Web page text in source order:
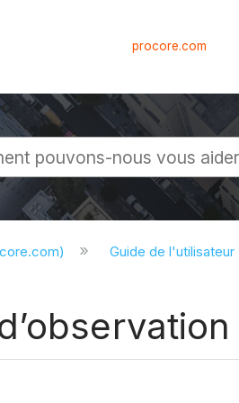
procore.com
Guide de l'utilisateur